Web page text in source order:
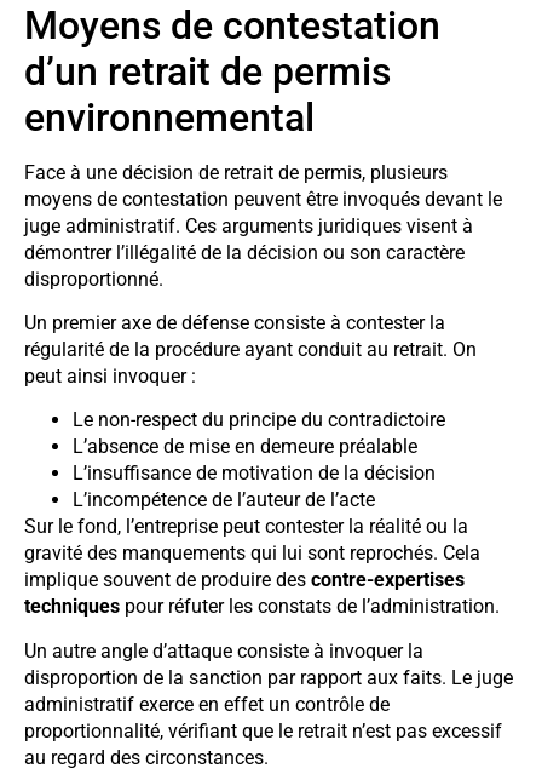
Moyens de contestation
d’un retrait de permis
environnemental
Face à une décision de retrait de permis, plusieurs
moyens de contestation peuvent être invoqués devant le
juge administratif. Ces arguments juridiques visent à
démontrer l’illégalité de la décision ou son caractère
disproportionné.
Un premier axe de défense consiste à contester la
régularité de la procédure ayant conduit au retrait. On
peut ainsi invoquer :
Le non-respect du principe du contradictoire
L’absence de mise en demeure préalable
L’insuffisance de motivation de la décision
L’incompétence de l’auteur de l’acte
Sur le fond, l’entreprise peut contester la réalité ou la
gravité des manquements qui lui sont reprochés. Cela
implique souvent de produire des contre-expertises
techniques pour réfuter les constats de l’administration.
Un autre angle d’attaque consiste à invoquer la
disproportion de la sanction par rapport aux faits. Le juge
administratif exerce en effet un contrôle de
proportionnalité, vérifiant que le retrait n’est pas excessif
au regard des circonstances.